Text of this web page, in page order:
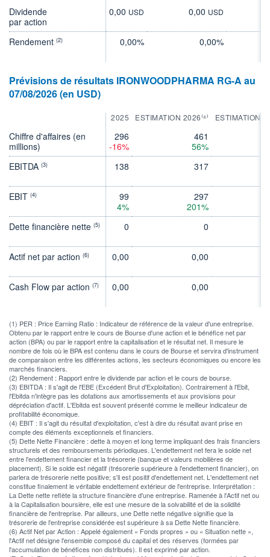
Dividende
par action
0,00 USD 0,00 USD
Rendement (2) 0,00% 0,00%
Prévisions de résultats IRONWOODPHARMA RG-A au
07/08/2026 (en USD)
2025 ESTIMATION 2026⁽⁸⁾ ESTIMATION
Chiffre d'affaires (en
millions)
296
-16%
461
56%
EBITDA (3) 138 317
EBIT (4)
99
4%
297
201%
Dette financière nette (5) 0 0
Actif net par action (6) 0,00 0,00
Cash Flow par action (7) 0,00 0,00
(1) PER : Price Earning Ratio : Indicateur de référence de la valeur d'une entreprise.
Obtenu par le rapport entre le cours de Bourse d'une action et le bénéfice net par
action (BPA) ou par le rapport entre la capitalisation et le résultat net. Il mesure le
nombre de fois où le BPA est contenu dans le cours de Bourse et servira d'instrument
de comparaison entre les différentes actions, les secteurs économiques ou encore les
marchés financiers.
(2) Rendement : Rapport entre le dividende par action et le cours de bourse.
(3) EBITDA : Il s'agit de l'EBE (Excédent Brut d'Exploitation). Contrairement à l'Ebit,
l'Ebitda n'intègre pas les dotations aux amortissements et aux provisions pour
dépréciation d'actif. L'Ebitda est souvent présenté comme le meilleur indicateur de
profitabilité économique.
(4) EBIT : Il s'agit du résultat d'exploitation, c'est à dire du résultat avant prise en
compte des éléments exceptionnels et financiers.
(5) Dette Nette Financière : dette à moyen et long terme impliquant des frais financiers
structurels et des remboursements périodiques. L'endettement net fera le solde net
entre l'endettement financier et la trésorerie (banque et valeurs mobilières de
placement). Si le solde est négatif (trésorerie supérieure à l'endettement financier), on
parlera de trésorerie nette positive; s'il est positif d'endettement net. L'endettement net
constitue finalement le véritable endettement extérieur de l'entreprise. Interprétation :
La Dette nette reflète la structure financière d'une entreprise. Ramenée à l'Actif net ou
à la Capitalisation boursière, elle est une mesure de la solvabilité et de la solidité
financière de l'entreprise. Par ailleurs, une Dette nette négative signifie que la
trésorerie de l'entreprise considérée est supérieure à sa Dette Nette financière.
(6) Actif Net par Action : Appelé également « Fonds propres » ou « Situation nette »,
l'Actif net désigne l'ensemble composé du capital et des réserves (formées par
l'accumulation de bénéfices non distribués). Il est exprimé par action.